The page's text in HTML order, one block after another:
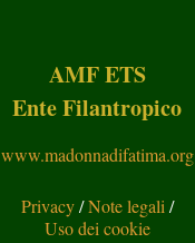
AMF ETS
Ente Filantropico
www.madonnadifatima.org
Privacy/Note legali /
Uso dei cookie